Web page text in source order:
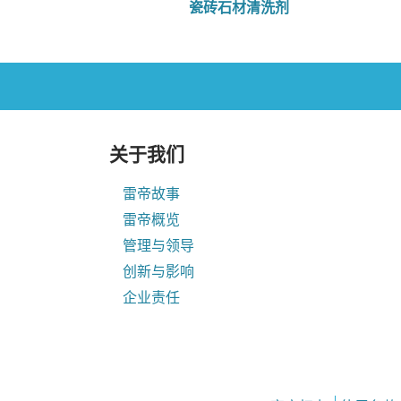
瓷砖石材清洗剂
关于我们
雷帝故事
雷帝概览
管理与领导
创新与影响
企业责任